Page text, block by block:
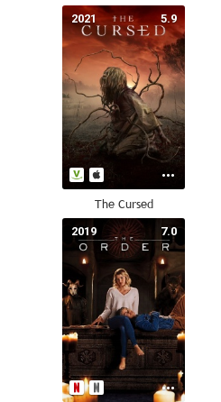
5.9
2021
The Cursed
7.0
2019